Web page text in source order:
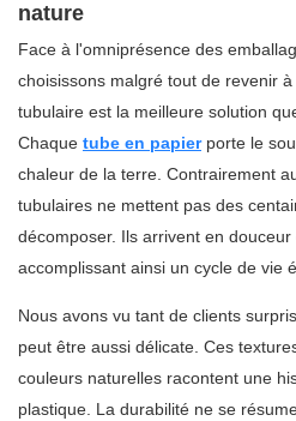
nature
Face à l'omniprésence des
choisissons malgré tout de revenir
tubulaire est la meilleure solution
Chaque tube en papierporte le
chaleur de la terre. Contrairement
tubulaires ne mettent pas des
décomposer. Ils arrivent en
accomplissant ainsi un cycle de vie
Nous avons vu tant de clients
peut être aussi délicate. Ces
couleurs naturelles racontent une
plastique. La durabilité ne se